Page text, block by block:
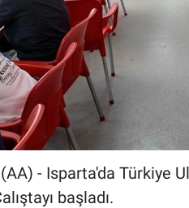
(AA) - Isparta'da Türkiye
başladı.